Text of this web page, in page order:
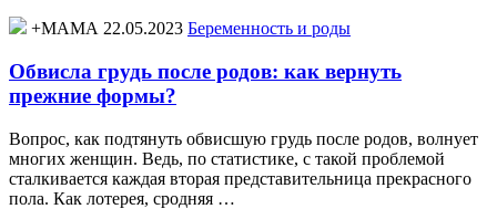
+МАМА 22.05.2023 Беременность и роды
Обвисла грудь после родов: как вернуть
прежние формы?
Вопрос, как подтянуть обвисшую грудь после родов, волнует
многих женщин. Ведь, по статистике, с такой проблемой
сталкивается каждая вторая представительница прекрасного
пола. Как лотерея, сродняя …